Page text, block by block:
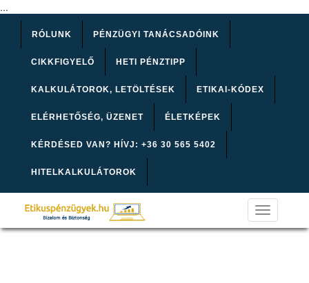
...
RÓLUNK PÉNZÜGYI TANÁCSADÓINK
CIKKFIGYELŐ HETI PÉNZTIPP
KALKULÁTOROK, LETÖLTÉSEK ETIKAI-KÓDEX
ELÉRHETŐSÉG, ÜZENET ÉLETKÉPEK
KÉRDÉSED VAN? HÍVJ: +36 30 565 5402
HITELKALKULÁTOROK
Toggle
navigation